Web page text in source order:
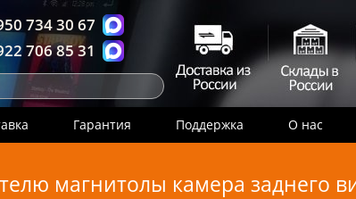
734 30 67
706 85 31
Гарантия Поддержка О нас
магнитолы камера заднего